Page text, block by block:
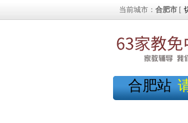
当前城市： 合肥市 [
合肥站